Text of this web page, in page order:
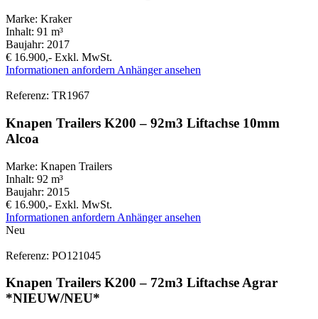
Marke: Kraker
Inhalt: 91 m³
Baujahr: 2017
€ 16.900,- Exkl. MwSt.
Informationen anfordern Anhänger ansehen
Referenz: TR1967
Knapen Trailers K200 – 92m3 Liftachse 10mm
Alcoa
Marke: Knapen Trailers
Inhalt: 92 m³
Baujahr: 2015
€ 16.900,- Exkl. MwSt.
Informationen anfordern Anhänger ansehen
Neu
Referenz: PO121045
Knapen Trailers K200 – 72m3 Liftachse Agrar
*NIEUW/NEU*